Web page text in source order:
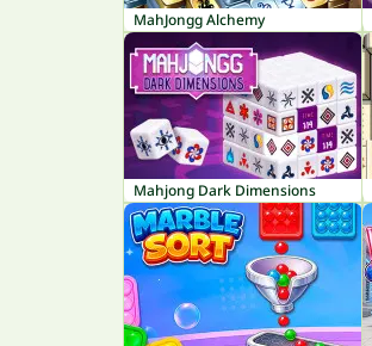
MahJongg Alchemy
Mahjong Dark Dimensions